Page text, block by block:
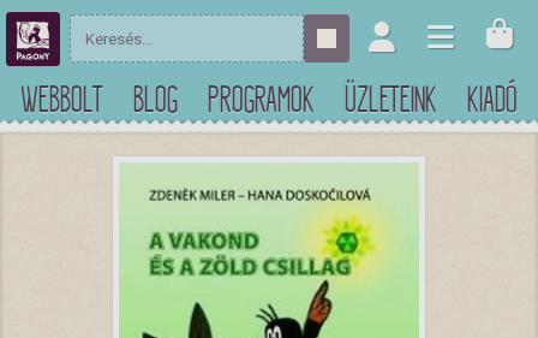
WEBBOLT BLOG PROGRAMOK ÜZLETEINK KIADÓ